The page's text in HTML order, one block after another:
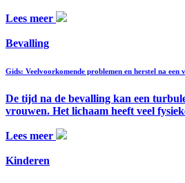
Lees meer
Bevalling
Gids: Veelvoorkomende problemen en herstel na een
De tijd na de bevalling kan een
vrouwen. Het lichaam heeft veel
Lees meer
Kinderen